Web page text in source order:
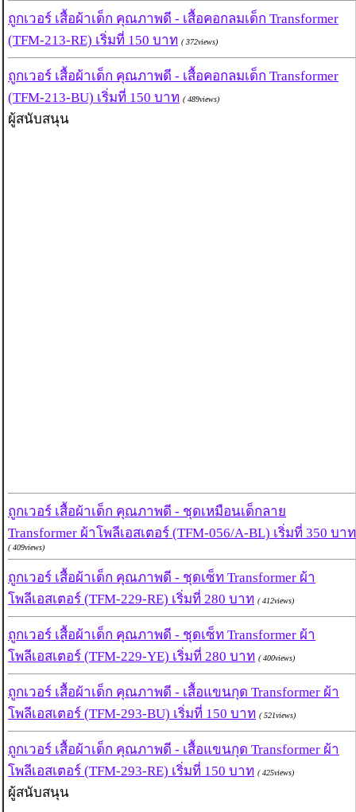
ถูกเวอร์ เสื้อผ้าเด็ก คุณภาพดี - เสื้อคอกลมเด็ก Transformer
(TFM-213-RE) เริ่มที่ 150 บาท ( 372views)
ถูกเวอร์ เสื้อผ้าเด็ก คุณภาพดี - เสื้อคอกลมเด็ก Transformer
(TFM-213-BU) เริ่มที่ 150 บาท ( 489views)
ผู้สนับสนุน
ถูกเวอร์ เสื้อผ้าเด็ก คุณภาพดี - ชุดเหมือนเด็กลาย
Transformer ผ้าโพลีเอสเตอร์ (TFM-056/A-BL) เริ่มที่ 350 บาท
( 409views)
ถูกเวอร์ เสื้อผ้าเด็ก คุณภาพดี - ชุดเซ็ท Transformer ผ้า
โพลีเอสเตอร์ (TFM-229-RE) เริ่มที่ 280 บาท ( 412views)
ถูกเวอร์ เสื้อผ้าเด็ก คุณภาพดี - ชุดเซ็ท Transformer ผ้า
โพลีเอสเตอร์ (TFM-229-YE) เริ่มที่ 280 บาท ( 400views)
ถูกเวอร์ เสื้อผ้าเด็ก คุณภาพดี - เสื้อแขนกุด Transformer ผ้า
โพลีเอสเตอร์ (TFM-293-BU) เริ่มที่ 150 บาท ( 521views)
ถูกเวอร์ เสื้อผ้าเด็ก คุณภาพดี - เสื้อแขนกุด Transformer ผ้า
โพลีเอสเตอร์ (TFM-293-RE) เริ่มที่ 150 บาท ( 425views)
ผู้สนับสนุน